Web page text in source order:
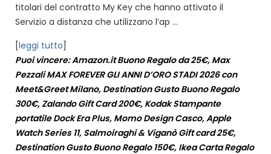
titolari del contratto My Key che hanno attivato il
Servizio a distanza che utilizzano l’ap ...
[leggi tutto]
Puoi vincere: Amazon.it Buono Regalo da 25€, Max
Pezzali MAX FOREVER GLI ANNI D’ORO STADI 2026 con
Meet&Greet Milano, Destination Gusto Buono Regalo
300€, Zalando Gift Card 200€, Kodak Stampante
portatile Dock Era Plus, Momo Design Casco, Apple
Watch Series 11, Salmoiraghi & Viganò Gift card 25€,
Destination Gusto Buono Regalo 150€, Ikea Carta Regalo